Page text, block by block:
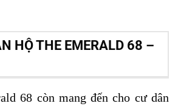
HỘ THE EMERALD 68 –
68 còn mang đến cho cư dân